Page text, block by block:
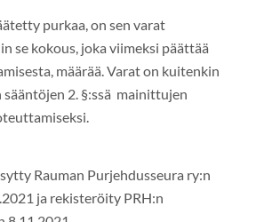
purkaa, on sen varat
se kokous, joka viimeksi päättää
määrää. Varat on kuitenkin
2. §:ssä mainittujen
Rauman Purjehdusseura ry:n
ja rekisteröity PRH:n